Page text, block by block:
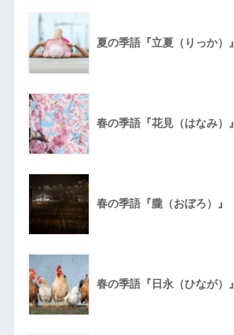
夏の季語『立夏（りっか）』
春の季語『花見（はなみ）』
春の季語『朧（おぼろ）』
春の季語『日永（ひなが）』